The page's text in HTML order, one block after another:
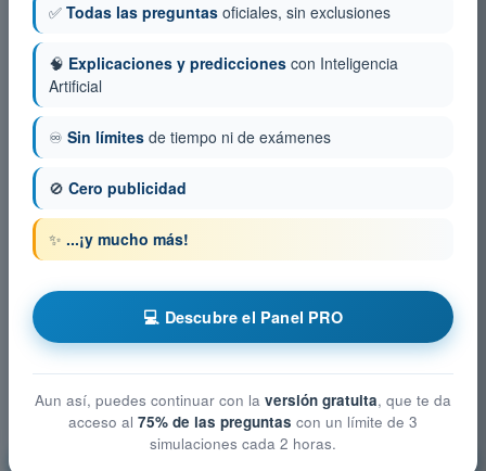
✅ Todas las preguntas oficiales, sin exclusiones
🧠 Explicaciones y predicciones con Inteligencia
Artificial
♾️ Sin límites de tiempo ni de exámenes
🚫 Cero publicidad
✨ ...¡y mucho más!
💻 Descubre el Panel PRO
Aun así, puedes continuar con la versión gratuita, que te da
acceso al 75% de las preguntas con un límite de 3
simulaciones cada 2 horas.